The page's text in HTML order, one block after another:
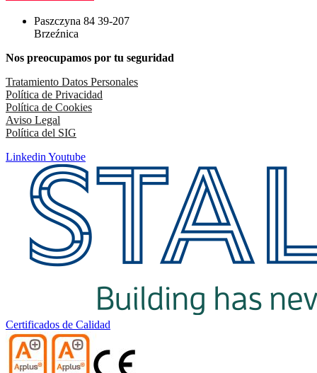
Paszczyna 84 39-207
Brzeźnica
Nos preocupamos por tu seguridad
Tratamiento Datos Personales
Política de Privacidad
Política de Cookies
Aviso Legal
Política del SIG
Linkedin Youtube
Certificados de Calidad